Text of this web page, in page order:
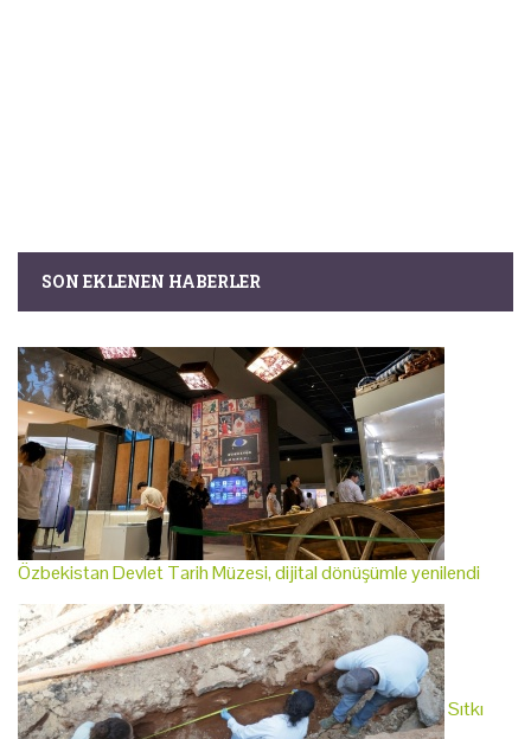
SON EKLENEN HABERLER
Özbekistan Devlet Tarih Müzesi, dijital dönüşümle yenilendi
Sıtkı